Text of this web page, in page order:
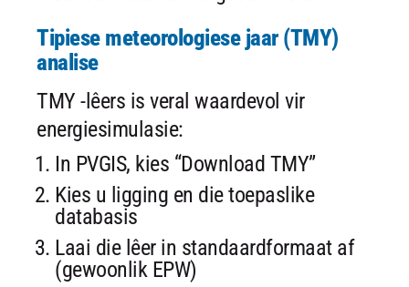
Tipiese meteorologiese jaar (TMY)
analise
TMY -lêers is veral waardevol vir
energiesimulasie:
In PVGIS, kies “Download TMY”
Kies u ligging en die toepaslike
databasis
Laai die lêer in standaardformaat af
(gewoonlik EPW)